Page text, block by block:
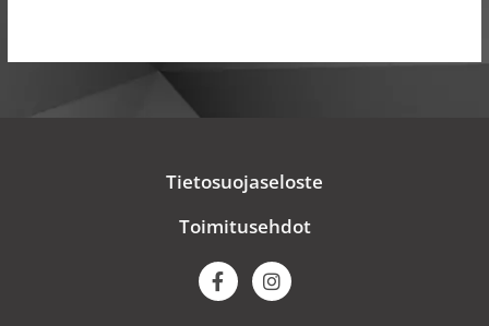
Tietosuojaseloste
Toimitusehdot
F
a
c
I
n
s